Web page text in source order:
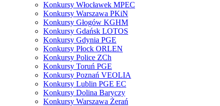
Konkursy Włocławek MPEC
Konkursy Warszawa PKiN
Konkursy Głogów KGHM
Konkursy Gdańsk LOTOS
Konkursy Gdynia PGE
Konkursy Płock ORLEN
Konkursy Police ZCh
Konkursy Toruń PGE
Konkursy Poznań VEOLIA
Konkursy Lublin PGE EC
Konkursy Dolina Baryczy
Konkursy Warszawa Żerań